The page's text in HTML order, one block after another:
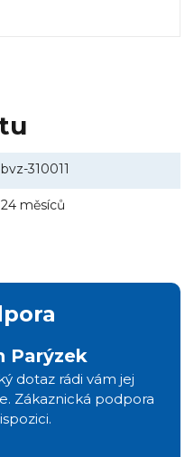
bvz-310011
24 měsíců
Parýzek
dotaz rádi vám jej
Zákaznická podpora